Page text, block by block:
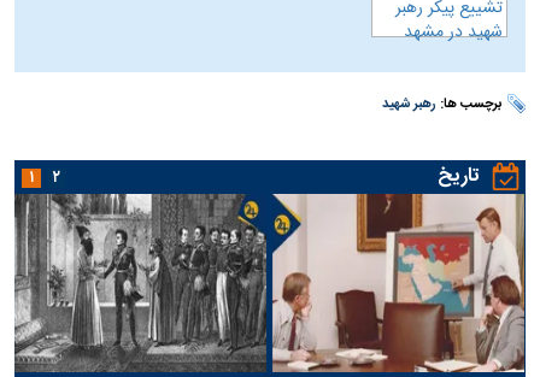
برچسب ها: رهبر شهید
تاریخ ۱ ۲